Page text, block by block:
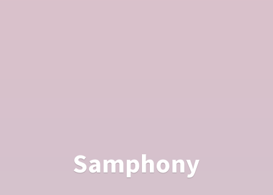
Samphony